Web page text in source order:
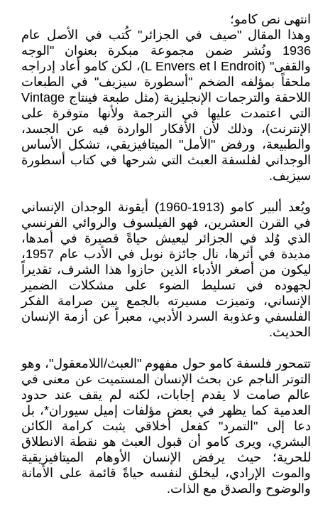
انتهى نص كامو؛
وهذا المقال "صيف في الجزائر" كُتب في الأصل عام
1936 ونُشر ضمن مجموعة مبكرة بعنوان "الوجه
والقفى" (L Envers et l Endroit)، لكن كامو أعاد إدراجه
ملحقاً بمؤلفه الضخم "أسطورة سيزيف" في الطبعات
اللاحقة والترجمات الإنجليزية (مثل طبعة فينتاج Vintage
التي اعتمدت عليها في الترجمة ولأنها متوفرة على
الإنترنت)، وذلك لأن الأفكار الواردة فيه عن الجسد،
والطبيعة، ورفض "الأمل" الميتافيزيقي، تشكل الأساس
الوجداني لفلسفة العبث التي شرحها في كتاب أسطورة
سيزيف.
ويُعد ألبير كامو (1913-1960) أيقونة الوجدان الإنساني
في القرن العشرين، فهو الفيلسوف والروائي الفرنسي
الذي وُلد في الجزائر ليعيش حياةً قصيرة في أمدها،
مديدة في أثرها، نال جائزة نوبل في الأدب عام 1957،
ليكون من أصغر الأدباء الذين حازوا هذا الشرف، تقديراً
لجهوده في تسليط الضوء على مشكلات الضمير
الإنساني، وتميزت مسيرته بالجمع بين صرامة الفكر
الفلسفي وعذوبة السرد الأدبي، معبراً عن أزمة الإنسان
الحديث.
تتمحور فلسفة كامو حول مفهوم "العبث/اللامعقول"، وهو
التوتر الناجم عن بحث الإنسان المستميت عن معنى في
عالم صامت لا يقدم إجابات، لكنه لم يقف عند حدود
العدمية كما يظهر في بعض مؤلفات إميل سيوران*، بل
دعا إلى "التمرد" كفعل أخلاقي يثبت كرامة الكائن
البشري، ويرى كامو أن قبول العبث هو نقطة الانطلاق
للحرية؛ حيث يرفض الإنسان الأوهام الميتافيزيقية
والموت الإرادي، ليخلق لنفسه حياةً قائمة على الأمانة
والوضوح والصدق مع الذات.